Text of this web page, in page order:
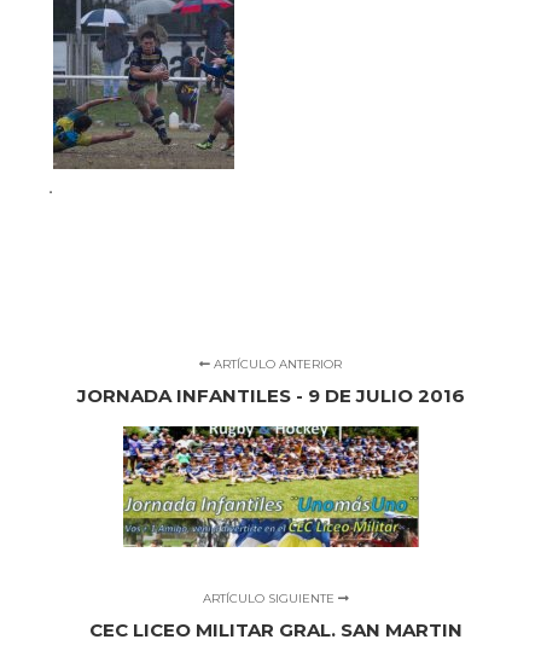
.
ARTÍCULO ANTERIOR
JORNADA INFANTILES - 9 DE JULIO 2016
ARTÍCULO SIGUIENTE
CEC LICEO MILITAR GRAL. SAN MARTIN